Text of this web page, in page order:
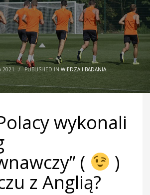
2021 / PUBLISHED IN WIEDZA I BADANIA
wykonali
(
)
z Anglią?